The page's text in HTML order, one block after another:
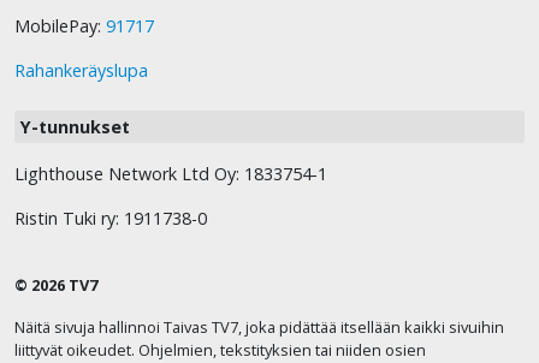
MobilePay: 91717
Rahankeräyslupa
Y-tunnukset
Lighthouse Network Ltd Oy: 1833754-1
Ristin Tuki ry: 1911738-0
© 2026 TV7
Näitä sivuja hallinnoi Taivas TV7, joka pidättää itsellään kaikki sivuihin
liittyvät oikeudet. Ohjelmien, tekstityksien tai niiden osien